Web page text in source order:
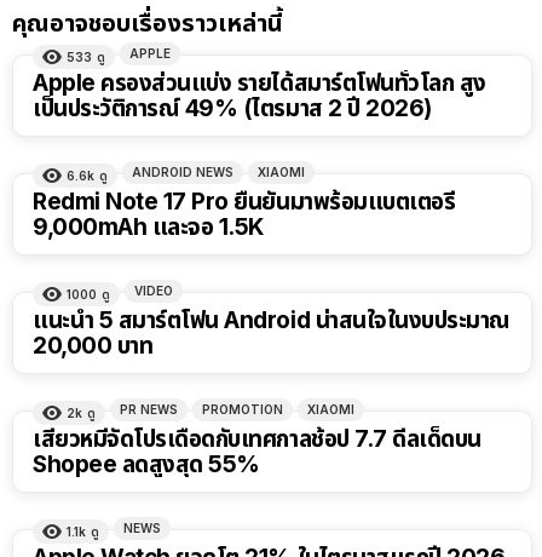
คุณอาจชอบเรื่องราวเหล่านี้
533 ดู APPLE
Apple ครองส่วนแบ่ง รายได้สมาร์ตโฟนทั่วโลก สูง
เป็นประวัติการณ์ 49% (ไตรมาส 2 ปี 2026)
6.6k ดู ANDROID NEWS XIAOMI
Redmi Note 17 Pro ยืนยันมาพร้อมแบตเตอรี่
9,000mAh และจอ 1.5K
1000 ดู VIDEO
แนะนำ 5 สมาร์ตโฟน Android น่าสนใจในงบประมาณ
20,000 บาท
2k ดู PR NEWS PROMOTION XIAOMI
เสียวหมี่จัดโปรเดือดกับเทศกาลช้อป 7.7 ดีลเด็ดบน
Shopee ลดสูงสุด 55%
1.1k ดู NEWS